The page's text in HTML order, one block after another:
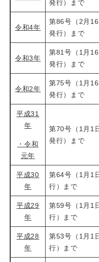
発行）まで
令和4年
第86号（2月
発行）まで
令和3年
第81号（1月
発行）まで
令和2年
第75号（1月
発行）まで
平成31
年
・令和
元年
第70号（1月1
発行）まで
平成30
年
第64号（1月1
行）まで
平成29
年
第59号（1月1
行）まで
平成28
年
第53号（1月1
行）まで